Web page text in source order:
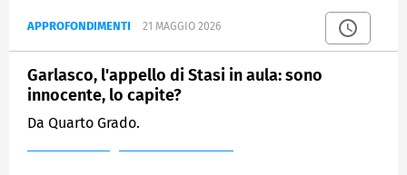
APPROFONDIMENTI 21 MAGGIO 2026
Garlasco, l'appello di Stasi in aula: sono
innocente, lo capite?
Da Quarto Grado.